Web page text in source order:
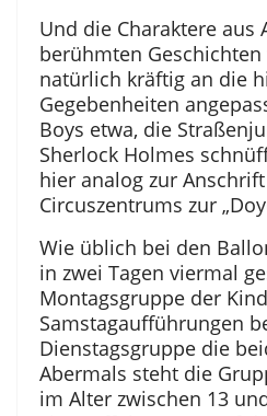
Und die Charaktere aus
berühmten
natürlich kräftig an die
Gegebenheiten
Boys etwa, die
Sherlock Holmes
hier analog zur
Circuszentrums zur
Wie üblich bei den
in zwei Tagen viermal
Montagsgruppe der
Samstagaufführungen
Dienstagsgruppe die
Abermals steht die
im Alter zwischen 13